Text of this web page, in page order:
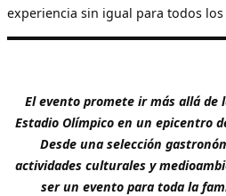
experiencia sin igual para todos los
El evento promete ir más allá de
Estadio Olímpico en un epicentro
Desde una selección
actividades culturales y
ser un evento para toda la